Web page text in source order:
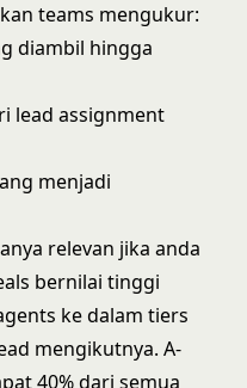
teams mengukur:
diambil hingga
lead assignment
menjadi
relevan jika anda
bernilai tinggi
ke dalam tiers
mengikutnya. A-
40% dari semua